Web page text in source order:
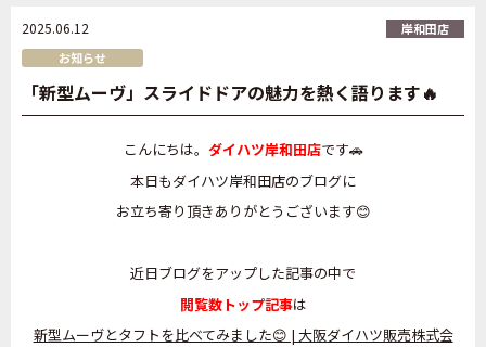
2025.06.12
岸和田店
お知らせ
「新型ムーヴ」スライドドアの魅力を熱く語ります🔥
こんにちは。 ダイハツ岸和田店です🚗
本日もダイハツ岸和田店のブログに
お立ち寄り頂きありがとうございます😊
近日ブログをアップした記事の中で
閲覧数トップ記事は
新型ムーヴとタフトを比べてみました😊 | 大阪ダイハツ販売株式会